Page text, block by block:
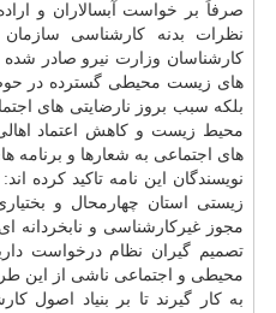
صرفاً بر خواست آبسالاران و
نظرات بدنه كارشناسی
كارشناسان وزارت نیرو صادر
های زیست محیطی گسترده در
بلكه سبب بروز نارضایتی های
محیط زیست و كاهش اعتماد
های اجتماعی به شعارها و برنامه
نویسندگان این نامه تاكید كرده
زیستی استان چهارمحال و
مجوز غیركارشناسی و نابخردانه
تصمیم گیران نظام درخواست
محیطی و اجتماعی ناشی از این
به كار گیرند تا بر بنیاد اصول